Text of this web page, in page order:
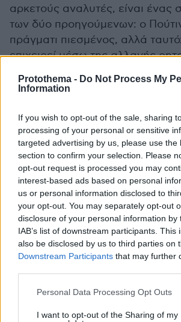
Protothema - Do Not Process My
Information
If you wish to opt-out of the sale, sharing
processing of your personal or sensitive
targeted advertising by us, please use the
section to confirm your selection. Please
opt-out request is processed you may
interest-based ads based on personal
us or personal information disclosed to
your opt-out. You may separately opt-out
disclosure of your personal information by
IAB’s list of downstream participants. This
also be disclosed by us to third parties on
Downstream Participants that may further
Please note that this website/app uses
not limited to your visit or usage
Personal Data Processing Opt Outs
I want to opt-out of the Sharing of my
αρκετούς αναλυτές, είναι ένας
των δύο προηγούμενων: ο
πράγματι πιεσμένος, αλλά
επιχειρεί μέσω της αλλαγής
εσωτερική και διεθνή πίεση.
«Η 24η Φεβρουαρίου 2022 ήταν η
Το βασικό συμπέρασμα πολλών
δυτικών αναλυτών είναι ότι η
εισβολή στην Ουκρανία
σημείο καμπής όχι μόνο για τη
για τον ίδιο τον Πούτιν.
Όπως υποστηρίζουν, με την
πολέμου στις 24 Φεβρουαρίου
πρόεδρος υπέγραψε ουσιαστικά
υφιστάμενου μοντέλου ρωσικής
εξουσίας.